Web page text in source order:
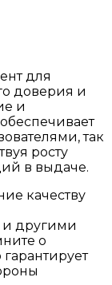
для
доверия и
и
так
росту
в выдаче.
качеству
и другими
о